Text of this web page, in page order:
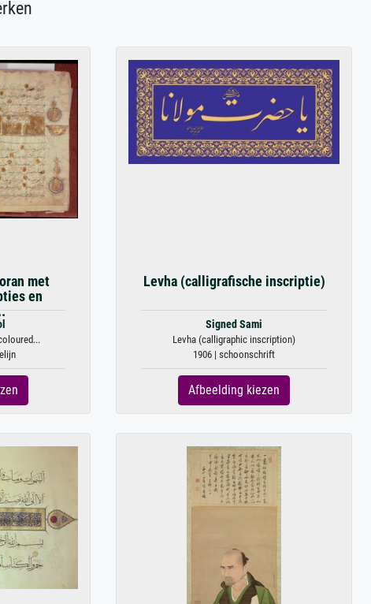
met
en
Levha (calligrafische inscriptie)
Signed Sami
Levha (calligraphic inscription)
1906 | schoonschrift
Afbeelding kiezen